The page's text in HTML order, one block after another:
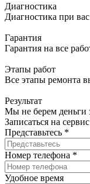
Диагностика
Диагностика при
Гарантия
Гарантия на все
Этапы работ
Все этапы ремонта
Результат
Мы не берем деньги
Записаться на сервис
Представьтесь *
Номер телефона *
Удобное время